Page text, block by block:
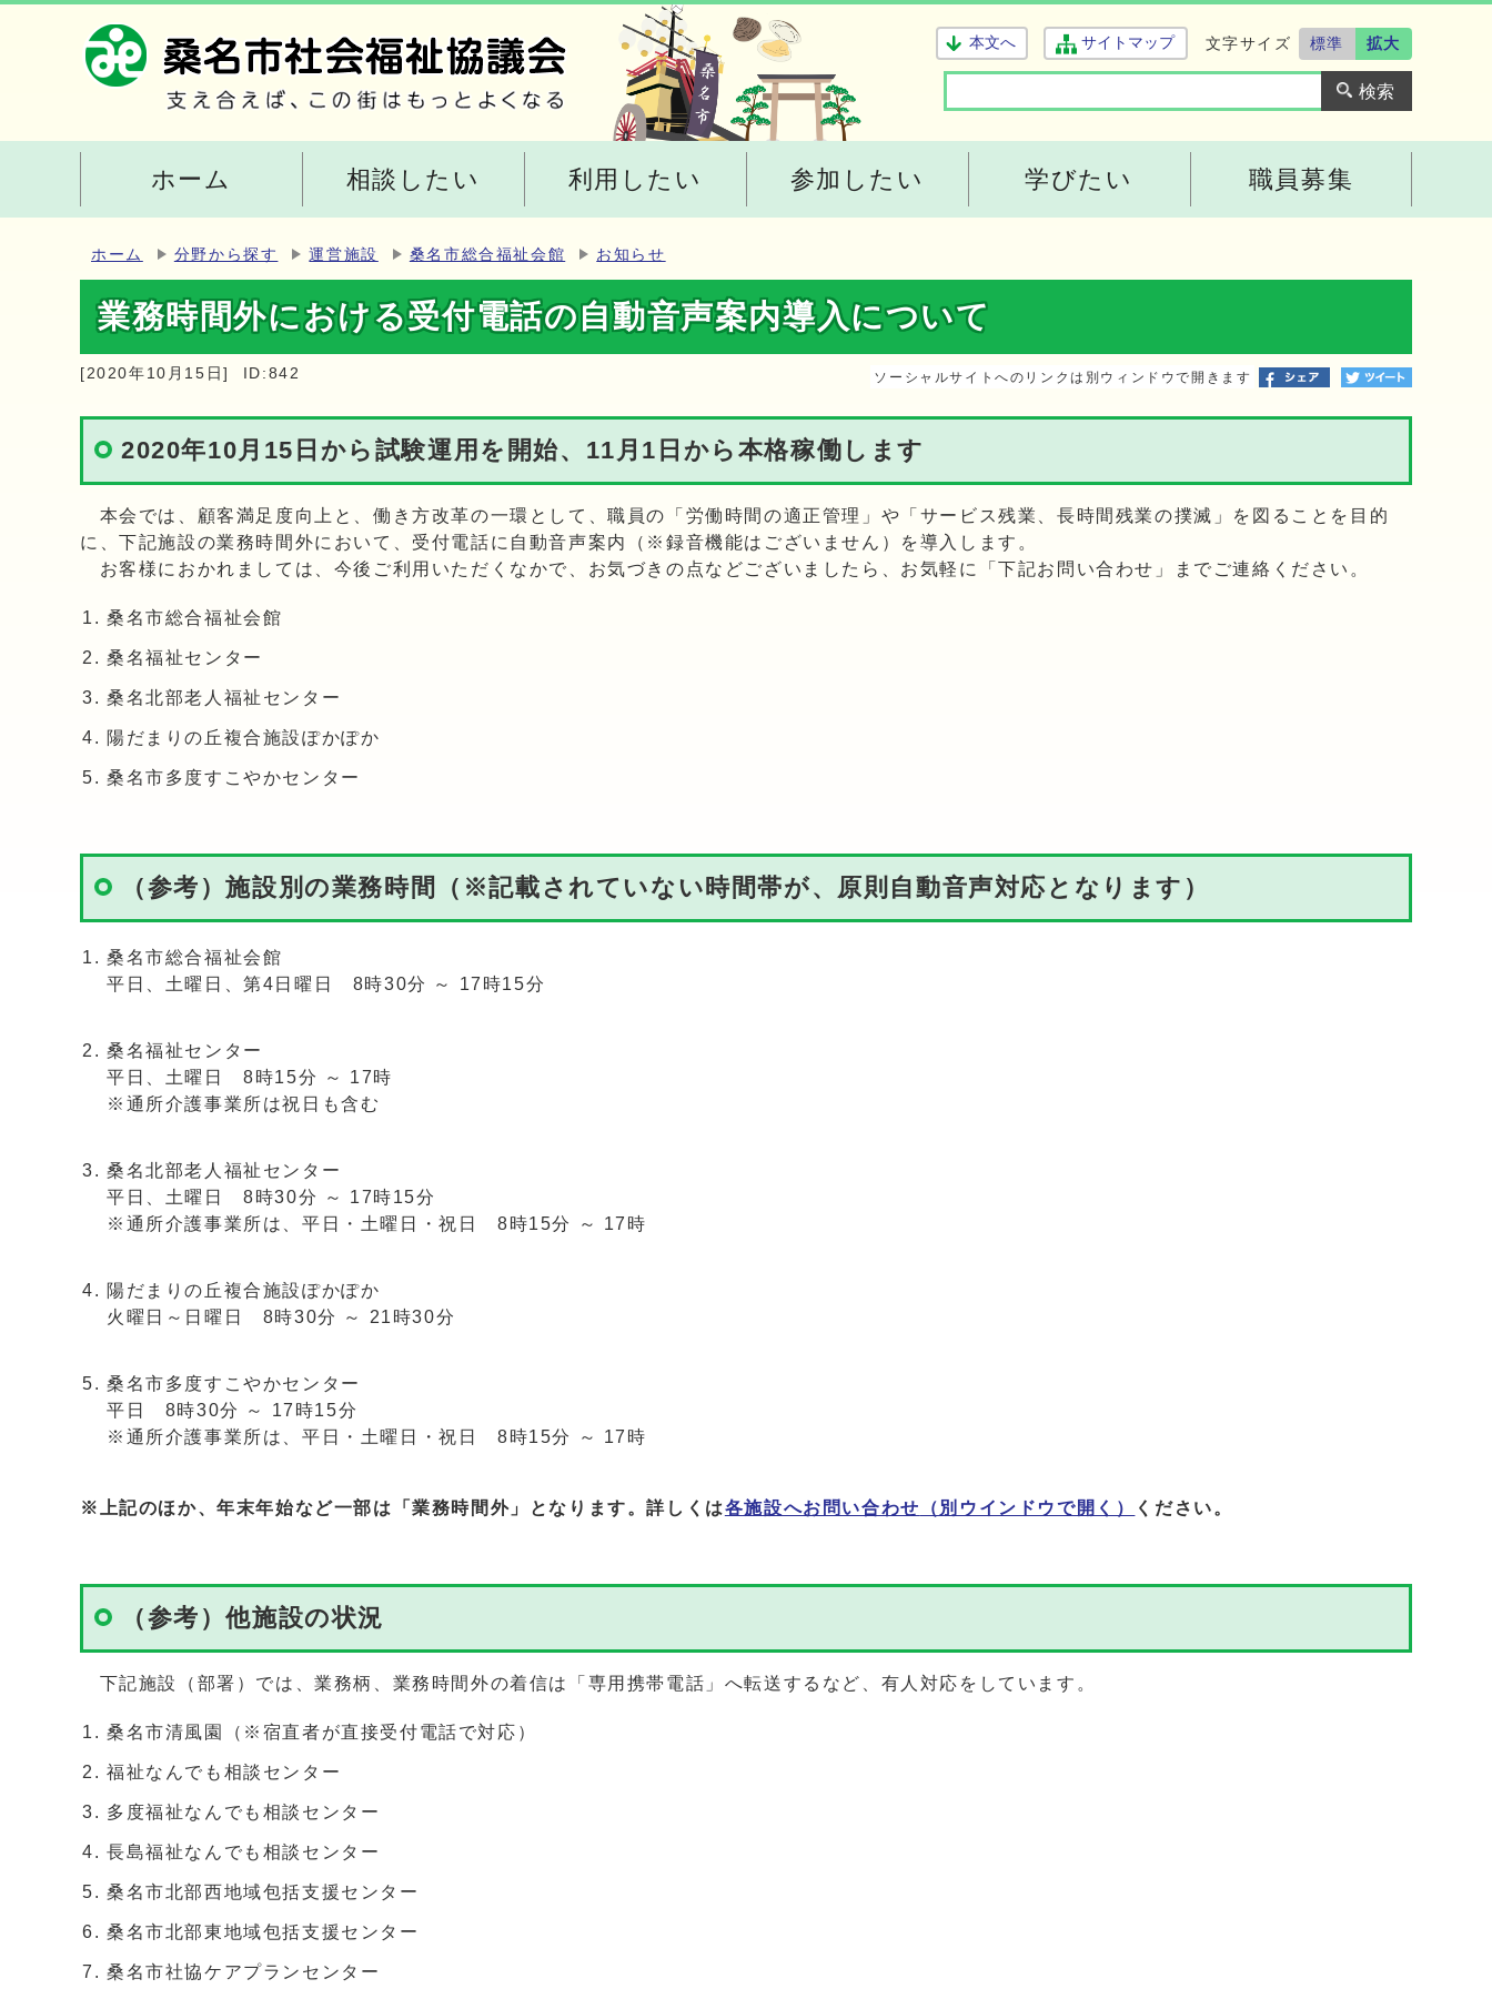
本文へ サイトマップ 文字サイズ 標準 拡大
ホーム 相談したい 利用したい 参加したい 学びたい 職員募集
ホーム 分野から探す 運営施設 桑名市総合福祉会館 お知らせ
業務時間外における受付電話の自動音声案内導入について
[2020年10月15日] ID:842 ソーシャルサイトへのリンクは別ウィンドウで開きます
2020年10月15日から試験運用を開始、11月1日から本格稼働します
本会では、顧客満足度向上と、働き方改革の一環として、職員の「労働時間の適正管理」や「サービス残業、長時間残業の撲滅」を図ることを目的
に、下記施設の業務時間外において、受付電話に自動音声案内（※録音機能はございません）を導入します。
お客様におかれましては、今後ご利用いただくなかで、お気づきの点などございましたら、お気軽に「下記お問い合わせ」までご連絡ください。
桑名市総合福祉会館
桑名福祉センター
桑名北部老人福祉センター
陽だまりの丘複合施設ぽかぽか
桑名市多度すこやかセンター
（参考）施設別の業務時間（※記載されていない時間帯が、原則自動音声対応となります）
桑名市総合福祉会館
平日、土曜日、第4日曜日 8時30分 ～ 17時15分
桑名福祉センター
平日、土曜日 8時15分 ～ 17時
※通所介護事業所は祝日も含む
桑名北部老人福祉センター
平日、土曜日 8時30分 ～ 17時15分
※通所介護事業所は、平日・土曜日・祝日 8時15分 ～ 17時
陽だまりの丘複合施設ぽかぽか
火曜日～日曜日 8時30分 ～ 21時30分
桑名市多度すこやかセンター
平日 8時30分 ～ 17時15分
※通所介護事業所は、平日・土曜日・祝日 8時15分 ～ 17時
※上記のほか、年末年始など一部は「業務時間外」となります。詳しくは各施設へお問い合わせ （別ウインドウで開く） ください。
（参考）他施設の状況
下記施設（部署）では、業務柄、業務時間外の着信は「専用携帯電話」へ転送するなど、有人対応をしています。
桑名市清風園（※宿直者が直接受付電話で対応）
福祉なんでも相談センター
多度福祉なんでも相談センター
長島福祉なんでも相談センター
桑名市北部西地域包括支援センター
桑名市北部東地域包括支援センター
桑名市社協ケアプランセンター